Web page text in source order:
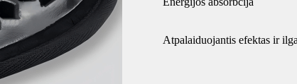
Atpalaiduojantis efektas ir